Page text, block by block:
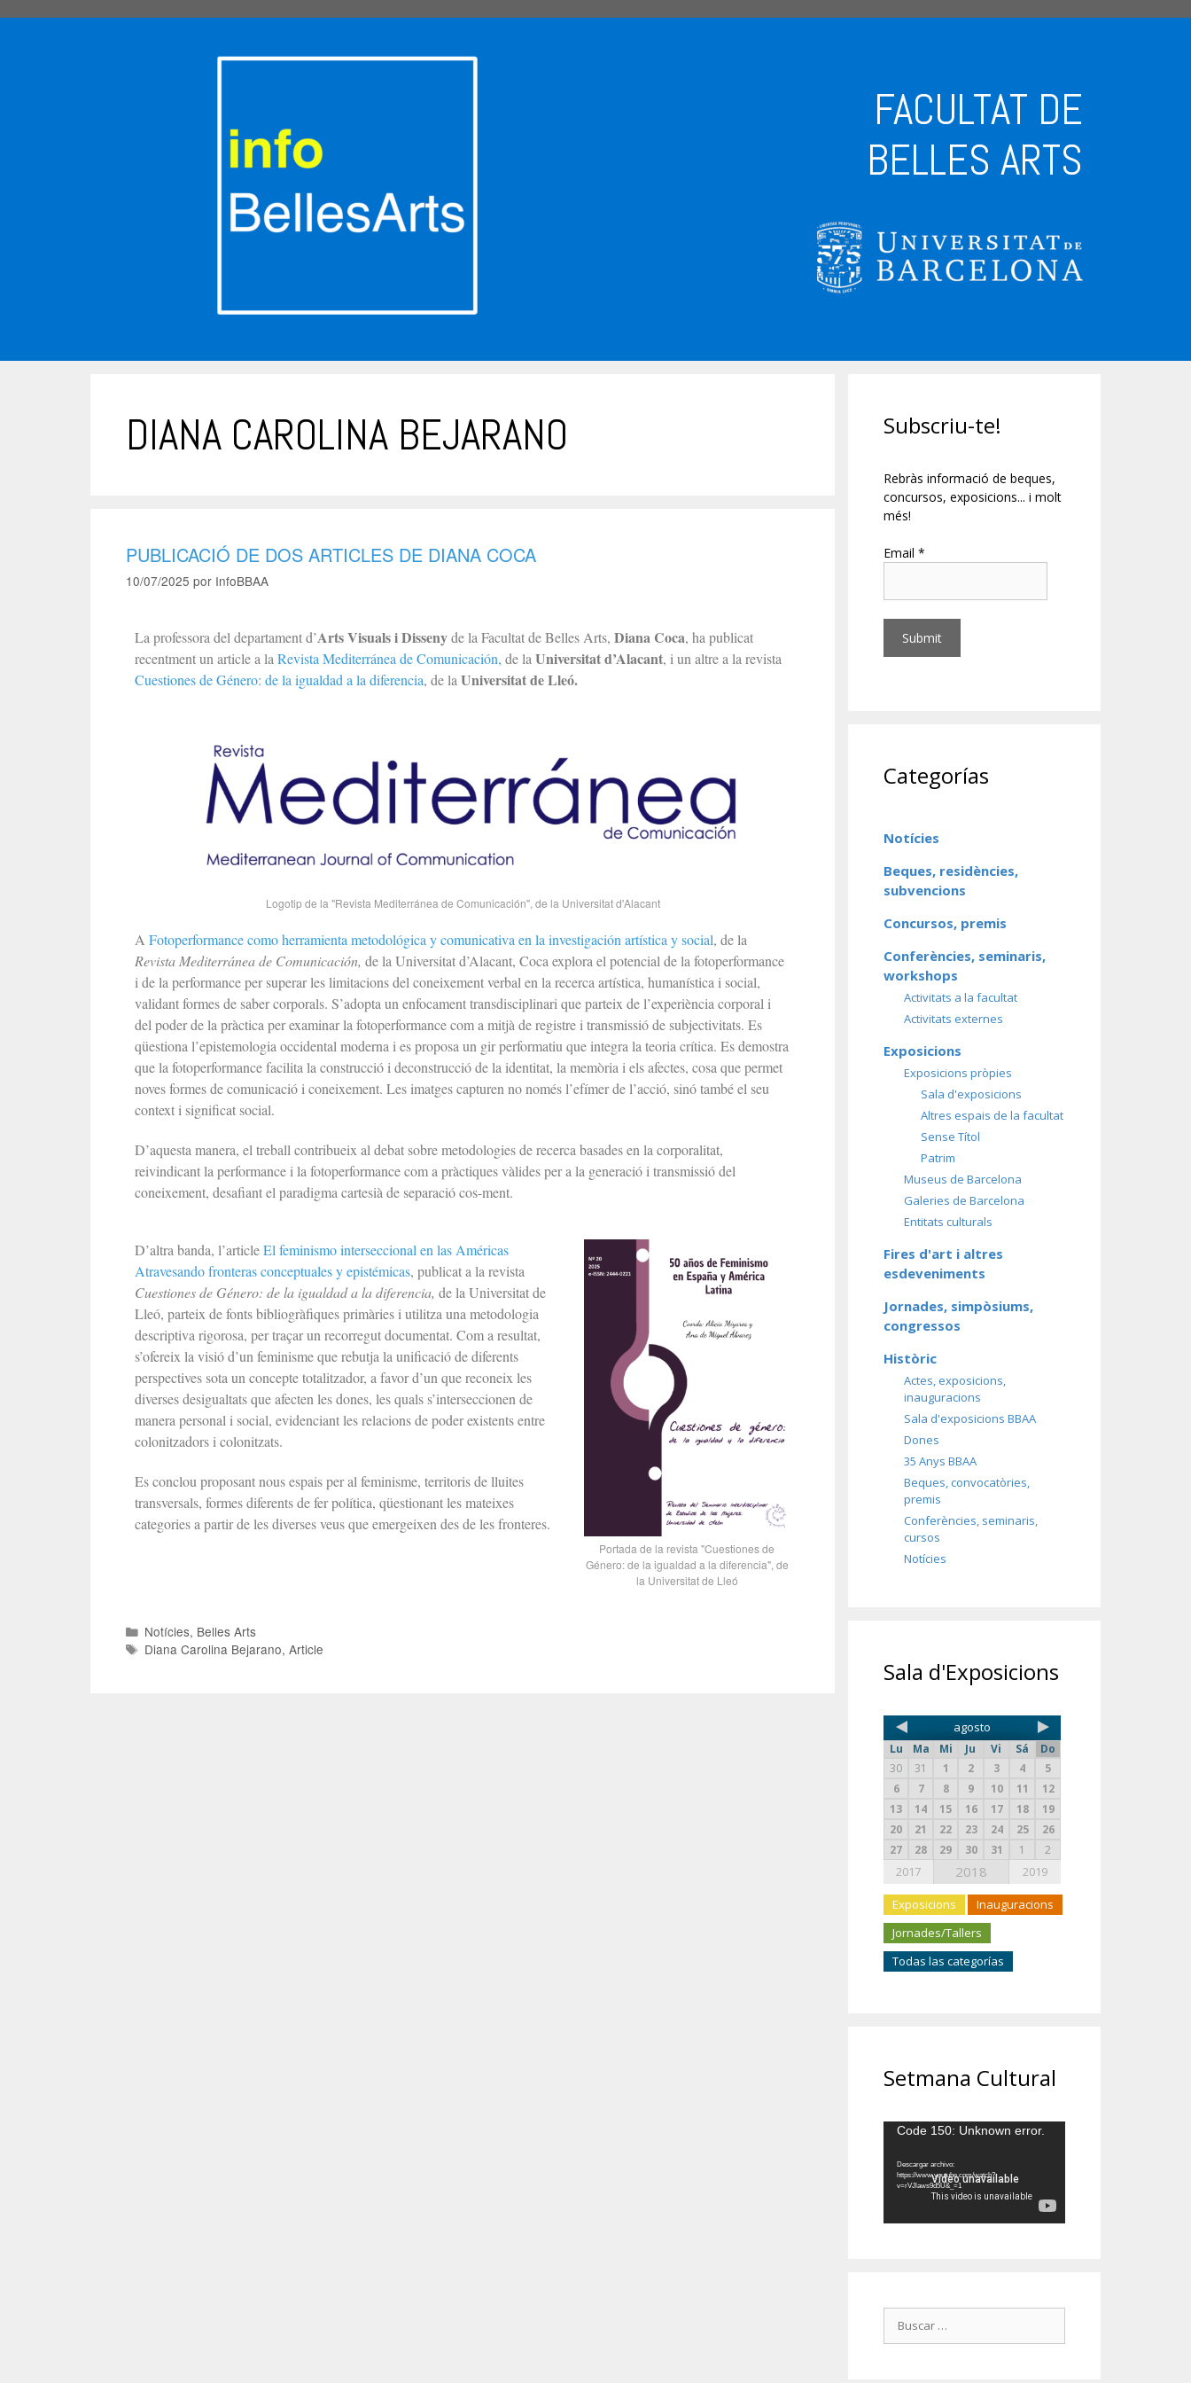
FACULTAT DE
BELLES ARTS
DIANA CAROLINA BEJARANO
PUBLICACIÓ DE DOS ARTICLES DE DIANA COCA
10/07/2025 por InfoBBAA
La professora del departament d’Arts Visuals i Dissenyde la Facultat de Belles Arts, Diana Coca, ha publicat
recentment un article a la Revista Mediterránea de Comunicación, de la Universitat d’Alacant, i un altre a la revista
Cuestiones de Género: de la igualdad a la diferencia, de la Universitat de Lleó.
Logotip de la "Revista Mediterránea de Comunicación", de la Universitat d'Alacant
A Fotoperformance como herramienta metodológica y comunicativa en la investigación artística y social, de la
Revista Mediterránea de Comunicación, de la Universitat d’Alacant, Coca explora el potencial de la fotoperformance
i de la performance per superar les limitacions del coneixement verbal en la recerca artística, humanística i social,
validant formes de saber corporals. S’adopta un enfocament transdisciplinari que parteix de l’experiència corporal i
del poder de la pràctica per examinar la fotoperformance com a mitjà de registre i transmissió de subjectivitats. Es
qüestiona l’epistemologia occidental moderna i es proposa un gir performatiu que integra la teoria crítica. Es demostra
que la fotoperformance facilita la construcció i deconstrucció de la identitat, la memòria i els afectes, cosa que permet
noves formes de comunicació i coneixement. Les imatges capturen no només l’efímer de l’acció, sinó també el seu
context i significat social.
D’aquesta manera, el treball contribueix al debat sobre metodologies de recerca basades en la corporalitat,
reivindicant la performance i la fotoperformance com a pràctiques vàlides per a la generació i transmissió del
coneixement, desafiant el paradigma cartesià de separació cos-ment.
D’altra banda, l’articleEl feminismo interseccional en las Américas
Atravesando fronteras conceptuales y epistémicas, publicat a la revista
Cuestiones de Género: de la igualdad a la diferencia, de la Universitat de
Lleó, parteix de fonts bibliogràfiques primàries i utilitza una metodologia
descriptiva rigorosa, per traçar un recorregut documentat. Com a resultat,
s’ofereix la visió d’un feminisme que rebutja la unificació de diferents
perspectives sota un concepte totalitzador, a favor d’un que reconeix les
diverses desigualtats que afecten les dones, les quals s’interseccionen de
manera personal i social, evidenciant les relacions de poder existents entre
colonitzadors i colonitzats.
Es conclou proposant nous espais per al feminisme, territoris de lluites
transversals, formes diferents de fer política, qüestionant les mateixes
categories a partir de les diverses veus que emergeixen des de les fronteres.
Portada de la revista "Cuestiones de
Género: de la igualdad a la diferencia", de
la Universitat de Lleó
Notícies, Belles Arts
Diana Carolina Bejarano,Article
Subscriu-te!
Rebràs informació de beques,
concursos, exposicions... i molt
més!
Email *
Categorías
Notícies
Beques, residències,
subvencions
Concursos, premis
Conferències, seminaris,
workshops
Activitats a la facultat
Activitats externes
Exposicions
Exposicions pròpies
Sala d'exposicions
Altres espais de la facultat
Sense Títol
Patrim
Museus de Barcelona
Galeries de Barcelona
Entitats culturals
Fires d'art i altres
esdeveniments
Jornades, simpòsiums,
congressos
Històric
Actes, exposicions,
inauguracions
Sala d'exposicions BBAA
Dones
35 Anys BBAA
Beques, convocatòries,
premis
Conferències, seminaris,
cursos
Notícies
Sala d'Exposicions
agosto
Lu Ma Mi Ju Vi Sá
Do
30
31 1 2 3 4
5
6
7 8 9 10 11
12
13
14 15 16 17 18
19
20
21 22 23 24 25
26
27
28 29 30 31 1 2
2017 2018 2019
Exposicions
Inauguracions
Jornades/Tallers
Todas las categorías
Setmana Cultural
Reproductor
vídeo
Code 150: Unknown error.
Descargar archivo:
https://www.youtube.com/watch?
v=rVJlaws9d5U&_=1